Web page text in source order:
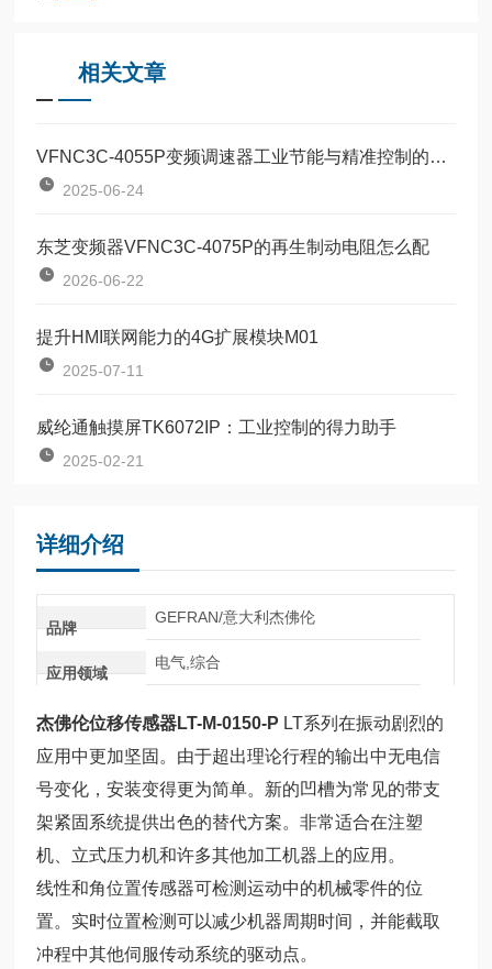
相关文章
VFNC3C-4055P变频调速器工业节能与精准控制的革新产品
2025-06-24
东芝变频器VFNC3C-4075P的再生制动电阻怎么配
2026-06-22
提升HMI联网能力的4G扩展模块M01
2025-07-11
威纶通触摸屏TK6072IP：工业控制的得力助手
2025-02-21
详细介绍
品牌
GEFRAN/意大利杰佛伦
应用领域
电气,综合
杰佛伦位移传感器LT-M-0150-P LT系列在振动剧烈的
应用中更加坚固。 由于超出理论行程的输出中无电信
号变化，安装变得更为简单。新的凹槽为常见的带支
架紧固系统提供出色的替代方案。非常适合在注塑
机、立式压力机和许多其他加工机器上的应用。
线性和角位置传感器可检测运动中的机械零件的位
置。实时位置检测可以减少机器周期时间，并能截取
冲程中其他伺服传动系统的驱动点。